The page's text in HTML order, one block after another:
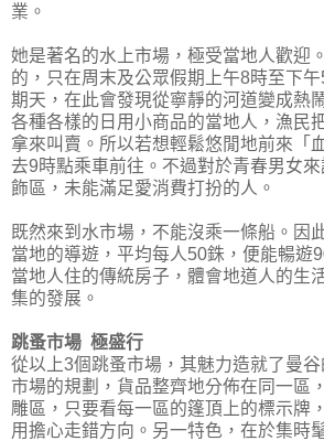
業。
她是著名的水上市場，極受當地人歡迎
的，只在周末及公眾假期上午8時至下
期天，在此會發現從寧靜的河道變成熱
各種各樣的日用小商品的當地人，漁民
拿來叫賣。所以若想輕鬆悠閒地前來「
去9時點乘車前往。不過對於青春男女
飾區，未能滿足愛消費打扮的人。
既然來到水市場，不能沒乘一條船。因
當地的導遊，平均每人50銖，便能暢遊
當地人住的傳統房子，體會地道人的生
集的發展。
跳蚤市場 極盛行
從以上3個跳蚤市場，其魅力造就了曼
市場的規劃，貨品整齊地分佈在同一區
雕區，只要看每一區的篷頂上的標示牌
用擔心走錯方向。另一特色，在於集時